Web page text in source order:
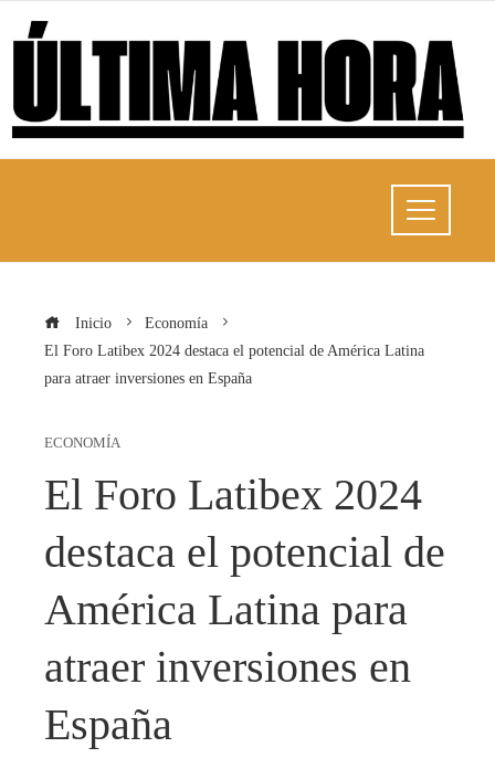
Inicio
Economía
El Foro Latibex 2024 destaca el potencial de América Latina
para atraer inversiones en España
ECONOMÍA
El Foro Latibex 2024
destaca el potencial de
América Latina para
atraer inversiones en
España